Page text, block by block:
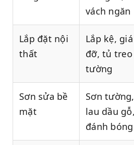
vách ngăn
Lắp đặt nội
thất
Lắp kệ, giá
đỡ, tủ treo
tường
Sơn sửa bề
mặt
Sơn tường,
lau dầu gỗ,
đánh bóng